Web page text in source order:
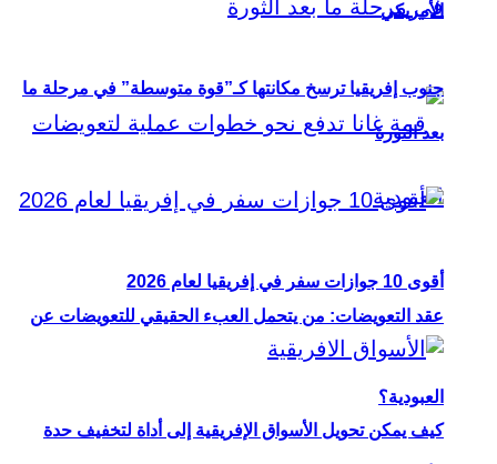
الأمريكي
عقد التعويضات: من يتحمل العبء الحقيقي للتعويضات عن
العبودية؟
جنوب إفريقيا ترسخ مكانتها كـ”قوة متوسطة” في مرحلة ما
بعد الثورة
أقوى 10 جوازات سفر في إفريقيا لعام 2026
كيف يمكن تحويل الأسواق الإفريقية إلى أداة لتخفيف حدة